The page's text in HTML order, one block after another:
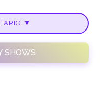
▼
SHOWS